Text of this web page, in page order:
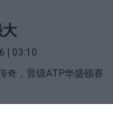
| 03:10
奇，晋级ATP华盛顿赛